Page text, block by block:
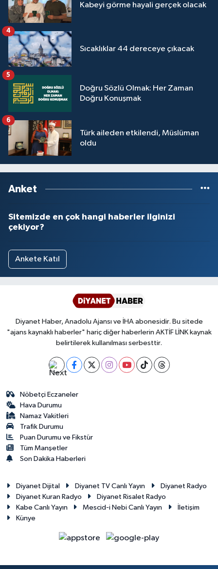
Kabeyi görme hayali gerçek olacak
Sıcaklıklar 44 dereceye çıkacak
4
Doğru Sözlü Olmak: Her Zaman
Doğru Konuşmak
5
Türk aileden etkilendi, Müslüman
oldu
6
Anket
Sitemizde en çok hangi haberler ilginizi
çekiyor?
Ankete Katıl
Diyanet Haber, Anadolu Ajansı ve İHA abonesidir. Bu sitede
"ajans kaynaklı haberler" hariç diğer haberlerin AKTİF LİNK kaynak
belirtilerek kullanılması serbesttir.
Nöbetçi Eczaneler
Hava Durumu
Namaz Vakitleri
Trafik Durumu
Puan Durumu ve Fikstür
Tüm Manşetler
Son Dakika Haberleri
Diyanet Dijital Diyanet TV Canlı Yayın
Diyanet Radyo
Diyanet Kuran Radyo
Diyanet Risalet Radyo
Kabe Canlı Yayın
Mescid-i Nebi Canlı Yayın
İletişim
Künye